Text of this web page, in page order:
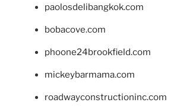
paolosdelibangkok.com
bobacove.com
phoone24brookfield.com
mickeybarmama.com
roadwayconstructioninc.com